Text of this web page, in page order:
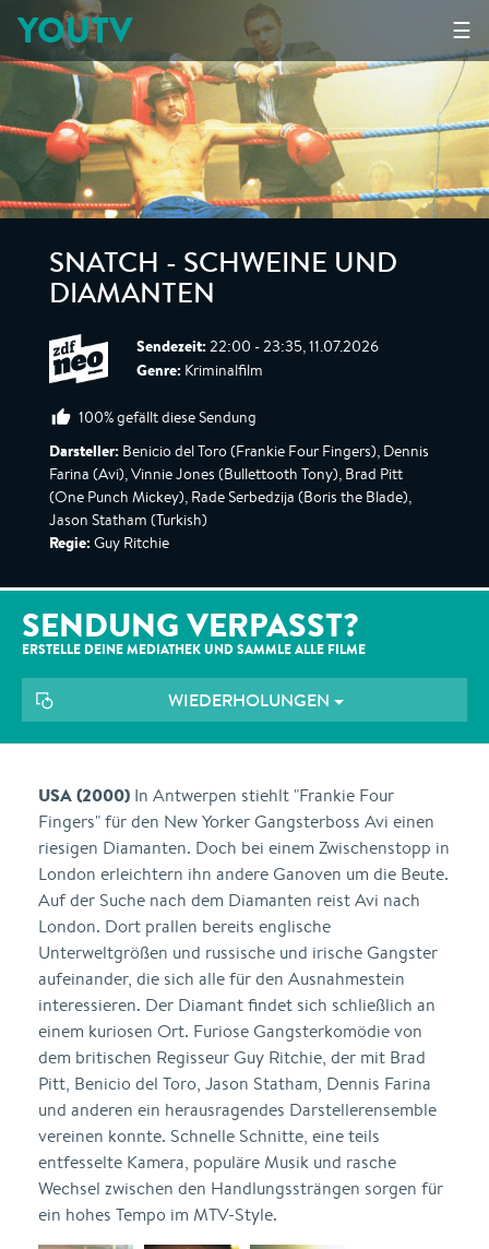
☰
YOUTV
SNATCH - SCHWEINE UND
DIAMANTEN
Sendezeit: 22:00 - 23:35, 11.07.2026
Genre: Kriminalfilm
100% gefällt diese Sendung
Darsteller: Benicio del Toro (Frankie Four Fingers), Dennis
Farina (Avi), Vinnie Jones (Bullettooth Tony), Brad Pitt
(One Punch Mickey), Rade Serbedzija (Boris the Blade),
Jason Statham (Turkish)
Regie: Guy Ritchie
SENDUNG VERPASST?
ERSTELLE DEINE MEDIATHEK UND SAMMLE ALLE FILME
WIEDERHOLUNGEN
USA (2000) In Antwerpen stiehlt "Frankie Four
Fingers" für den New Yorker Gangsterboss Avi einen
riesigen Diamanten. Doch bei einem Zwischenstopp in
London erleichtern ihn andere Ganoven um die Beute.
Auf der Suche nach dem Diamanten reist Avi nach
London. Dort prallen bereits englische
Unterweltgrößen und russische und irische Gangster
aufeinander, die sich alle für den Ausnahmestein
interessieren. Der Diamant findet sich schließlich an
einem kuriosen Ort. Furiose Gangsterkomödie von
dem britischen Regisseur Guy Ritchie, der mit Brad
Pitt, Benicio del Toro, Jason Statham, Dennis Farina
und anderen ein herausragendes Darstellerensemble
vereinen konnte. Schnelle Schnitte, eine teils
entfesselte Kamera, populäre Musik und rasche
Wechsel zwischen den Handlungssträngen sorgen für
ein hohes Tempo im MTV-Style.